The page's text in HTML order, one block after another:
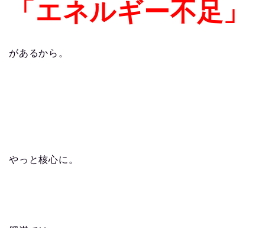
「エネルギー不足」
があるから。
やっと核心に。